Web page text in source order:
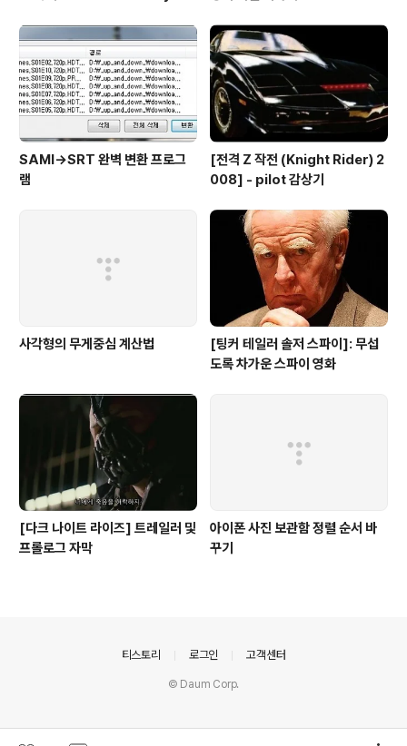
SAMI→SRT 완벽 변환 프로그
램
[전격 Z 작전 (Knight Rider) 2
008] - pilot 감상기
사각형의 무게중심 계산법
[팅커 테일러 솔저 스파이]: 무섭
도록 차가운 스파이 영화
[다크 나이트 라이즈] 트레일러 및
프롤로그 자막
아이폰 사진 보관함 정렬 순서 바
꾸기
티스토리 로그인 고객센터
© Daum Corp.